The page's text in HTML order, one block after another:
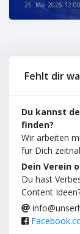
25. Mai 2026 12:00
Fehlt dir
Du kannst
finden?
Wir arbeiten
für Dich
Dein Verein
Du hast
Content